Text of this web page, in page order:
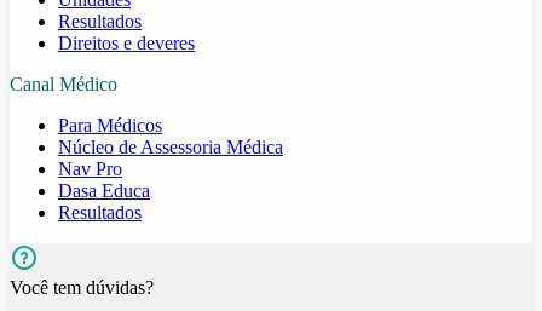
Resultados
Direitos e deveres
Canal Médico
Para Médicos
Núcleo de Assessoria Médica
Nav Pro
Dasa Educa
Resultados
Você tem dúvidas?